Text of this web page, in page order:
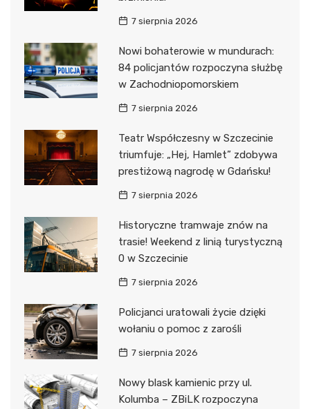
7 sierpnia 2026
Nowi bohaterowie w mundurach:
84 policjantów rozpoczyna służbę
w Zachodniopomorskiem
7 sierpnia 2026
Teatr Współczesny w Szczecinie
triumfuje: „Hej, Hamlet” zdobywa
prestiżową nagrodę w Gdańsku!
7 sierpnia 2026
Historyczne tramwaje znów na
trasie! Weekend z linią turystyczną
0 w Szczecinie
7 sierpnia 2026
Policjanci uratowali życie dzięki
wołaniu o pomoc z zarośli
7 sierpnia 2026
Nowy blask kamienic przy ul.
Kolumba – ZBiLK rozpoczyna